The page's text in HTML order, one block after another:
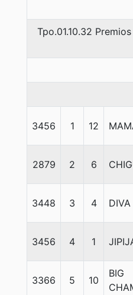
Tpo.01.10.32
3456 1 12
2879 2 6
3448 3 4
3456 4 1
3366 5 10
BIG